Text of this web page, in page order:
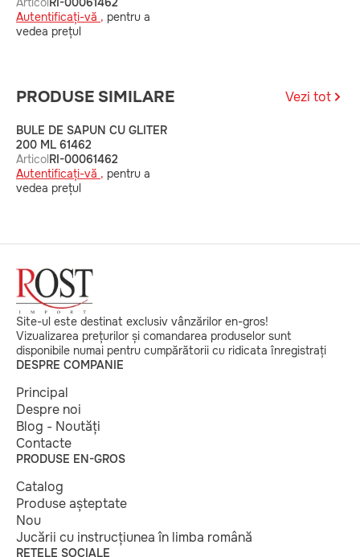
Autentificați-vă , pentru a
vedea prețul
PRODUSE SIMILARE Vezi tot
BULE DE SAPUN CU GLITER
200 ML 61462
ArticolRI-00061462
Autentificați-vă , pentru a
vedea prețul
Site-ul este destinat exclusiv vânzărilor en-gros!
Vizualizarea prețurilor și comandarea produselor sunt
disponibile numai pentru cumpărătorii cu ridicata înregistrați
DESPRE COMPANIE
Principal
Despre noi
Blog - Noutăți
Contacte
PRODUSE EN-GROS
Catalog
Produse așteptate
Nou
Jucării cu instrucțiunea în limba română
REȚELE SOCIALE